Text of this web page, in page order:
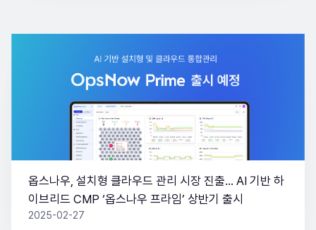
옵스나우, 설치형 클라우드 관리 시장 진출… AI 기반 하
이브리드 CMP ‘옵스나우 프라임’ 상반기 출시
2025-02-27